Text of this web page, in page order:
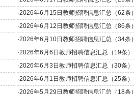
·2026年6月15日教师招聘信息汇总（62条）
·2026年6月12日教师招聘信息汇总（86条）
·2026年6月10日教师招聘信息汇总（34条）
·2026年6月6日教师招聘信息汇总（19条）
·2026年6月3日教师招聘信息汇总（30条）
·2026年6月1日教师招聘信息汇总（25条）
·2026年5月29日教师招聘信息汇总（18条）